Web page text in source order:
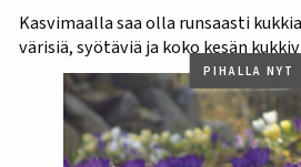
Kasvimaalla saa olla runsaasti
värisiä, syötäviä ja koko kesän
PIHALLA NYT